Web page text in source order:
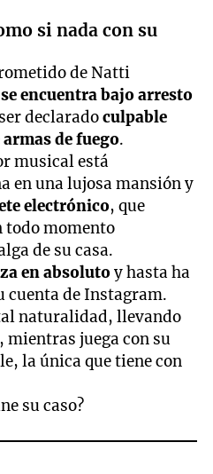
si nada con su
de Natti
se encuentra bajo arresto
declaradoculpable
de fuego.
musical está
en una lujosa mansión y
electrónico, que
todo momento
de su casa.
en absolutoy hasta ha
cuenta de Instagram.
naturalidad, llevando
juega con su
la única que tiene con
su caso?